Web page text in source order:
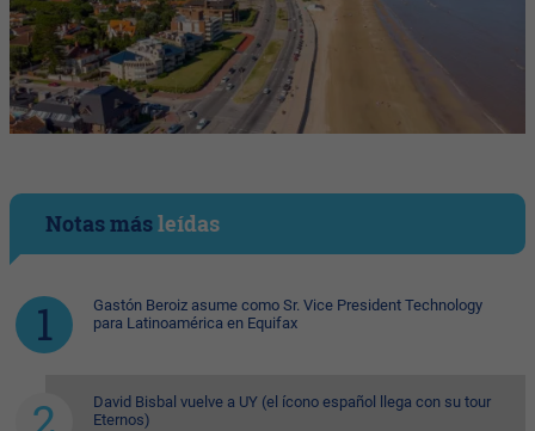
Notas másleídas
Gastón Beroiz asume como Sr. Vice President Technology
para Latinoamérica en Equifax
David Bisbal vuelve a UY (el ícono español llega con su tour
Eternos)